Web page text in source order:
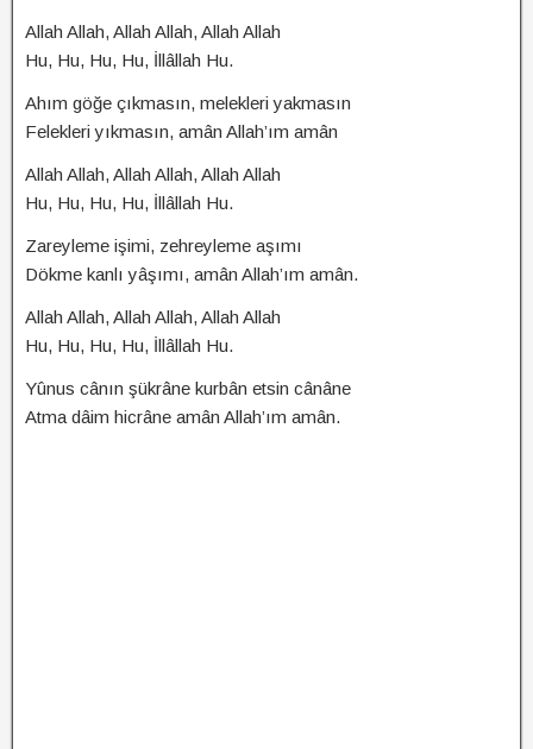
Allah Allah, Allah Allah, Allah Allah
Hu, Hu, Hu, Hu, İllâllah Hu.
Ahım göğe çıkmasın, melekleri yakmasın
Felekleri yıkmasın, amân Allah’ım amân
Allah Allah, Allah Allah, Allah Allah
Hu, Hu, Hu, Hu, İllâllah Hu.
Zareyleme işimi, zehreyleme aşımı
Dökme kanlı yâşımı, amân Allah’ım amân.
Allah Allah, Allah Allah, Allah Allah
Hu, Hu, Hu, Hu, İllâllah Hu.
Yûnus cânın şükrâne kurbân etsin cânâne
Atma dâim hicrâne amân Allah’ım amân.